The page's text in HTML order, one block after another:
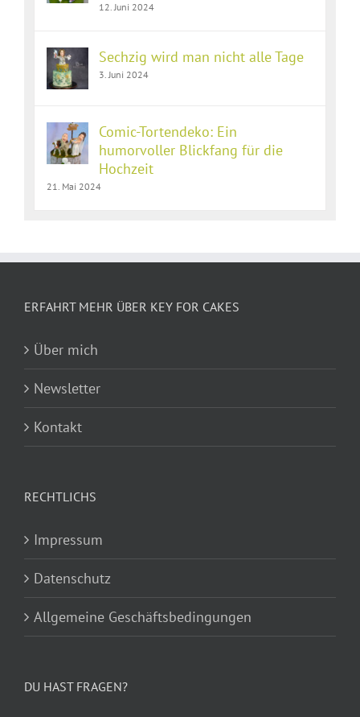
12. Juni 2024
Sechzig wird man nicht alle Tage
3. Juni 2024
Comic-Tortendeko: Ein
humorvoller Blickfang für die
Hochzeit
21. Mai 2024
ERFAHRT MEHR ÜBER KEY FOR CAKES
Über mich
Newsletter
Kontakt
RECHTLICHS
Impressum
Datenschutz
Allgemeine Geschäftsbedingungen
DU HAST FRAGEN?